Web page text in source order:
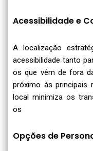
Acessibilidade e
A localização
acessibilidade tanto
os que vêm de fora
próximo às principais
local minimiza os
os
Opções de